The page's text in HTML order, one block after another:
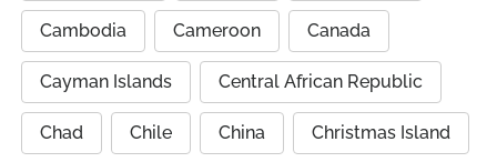
Cambodia Cameroon Canada
Cayman Islands Central African Republic
Chad Chile China Christmas Island